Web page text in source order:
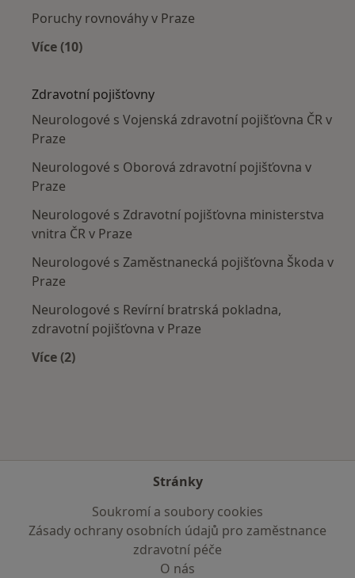
Poruchy rovnováhy v Praze
Více (10)
Zdravotní pojišťovny
Neurologové s Vojenská zdravotní pojišťovna ČR v
Praze
Neurologové s Oborová zdravotní pojišťovna v
Praze
Neurologové s Zdravotní pojišťovna ministerstva
vnitra ČR v Praze
Neurologové s Zaměstnanecká pojišťovna Škoda v
Praze
Neurologové s Revírní bratrská pokladna,
zdravotní pojišťovna v Praze
Více (2)
Stránky
Soukromí a soubory cookies
Zásady ochrany osobních údajů pro zaměstnance
zdravotní péče
O nás